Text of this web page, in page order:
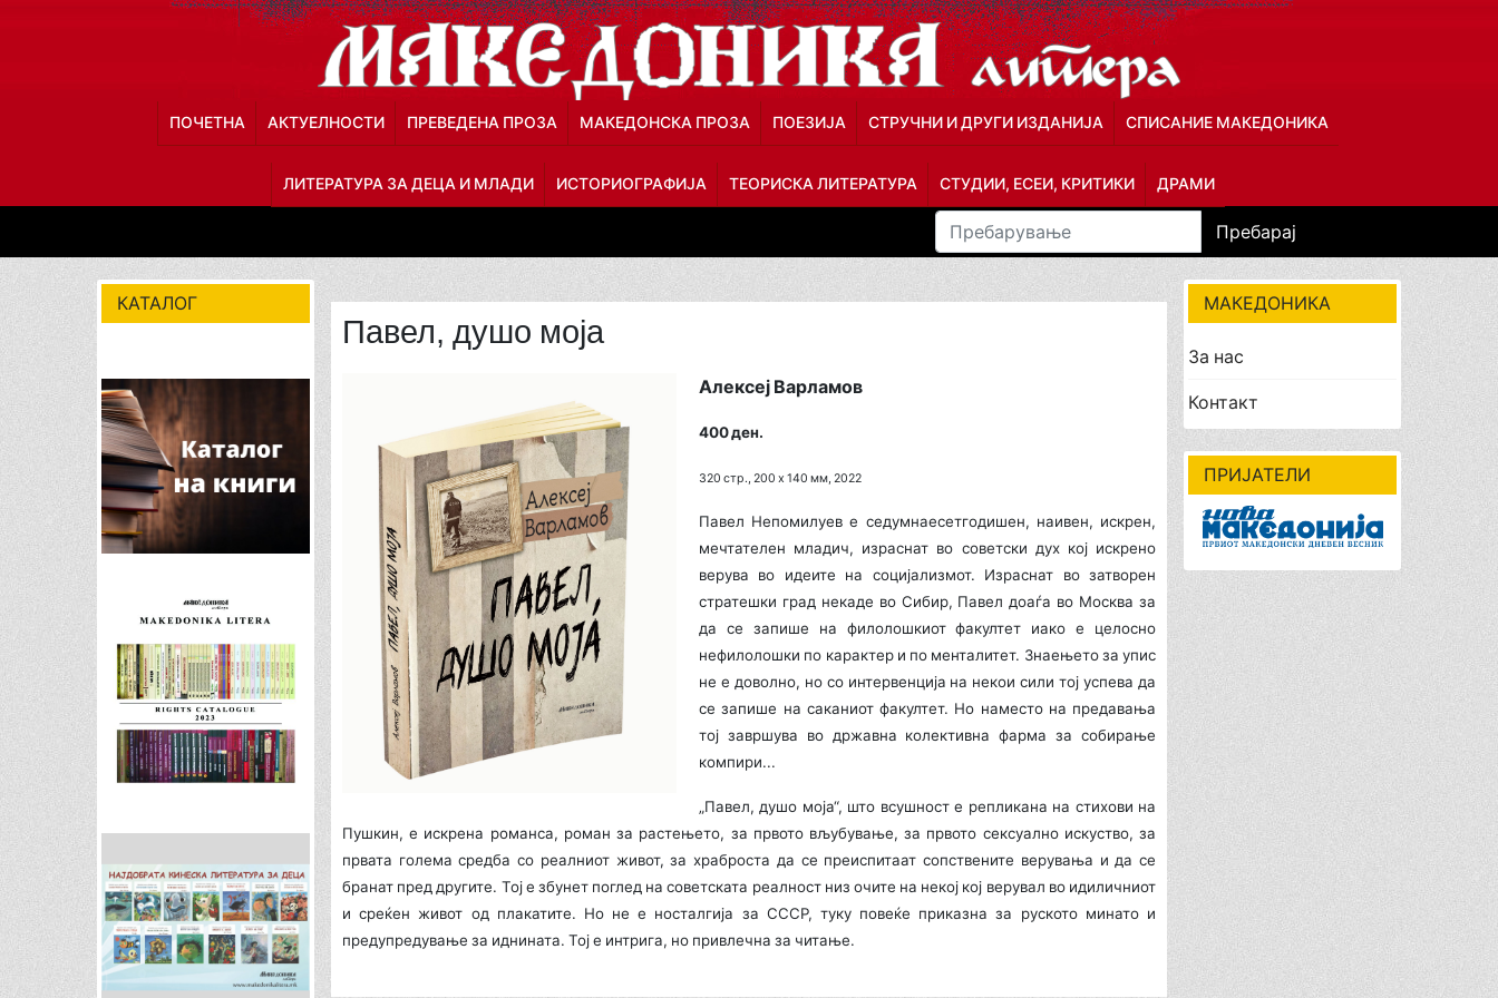
ПОЧЕТНА АКТУЕЛНОСТИ ПРЕВЕДЕНА ПРОЗА МАКЕДОНСКА ПРОЗА ПОЕЗИЈА СТРУЧНИ И ДРУГИ ИЗДАНИЈА СПИСАНИЕ МАКЕДОНИКА
ЛИТЕРАТУРА ЗА ДЕЦА И МЛАДИ ИСТОРИОГРАФИЈА ТЕОРИСКА ЛИТЕРАТУРА СТУДИИ, ЕСЕИ, КРИТИКИ ДРАМИ
Пребарај
КАТАЛОГ
Павел, душо моја
Алексеј Варламов
400 ден.
320 стр., 200 х 140 мм, 2022
Павел Непомилуев е седумнаесетгодишен, наивен, искрен,
мечтателен младич, израснат во советски дух кој искрено
верува во идеите на социјализмот. Израснат во затворен
стратешки град некаде во Сибир, Павел доаѓа во Москва за
да се запише на филолошкиот факултет иако е целосно
нефилолошки по карактер и по менталитет. Знаењето за упис
не е доволно, но со интервенција на некои сили тој успева да
се запише на саканиот факултет. Но наместо на предавања
тој завршува во државна колективна фарма за собирање
компири...
„Павел, душо моја“, што всушност е репликана на стихови на
Пушкин, е искрена романса, роман за растењето, за првото вљубување, за првото сексуално искуство, за
првата голема средба со реалниот живот, за храброста да се преиспитаат сопствените верувања и да се
бранат пред другите. Тој е збунет поглед на советската реалност низ очите на некој кој верувал во идиличниот
и среќен живот од плакатите. Но не е носталгија за СССР, туку повеќе приказна за руското минато и
предупредување за иднината. Тој е интрига, но привлечна за читање.
МАКЕДОНИКА
За нас
Контакт
ПРИЈАТЕЛИ